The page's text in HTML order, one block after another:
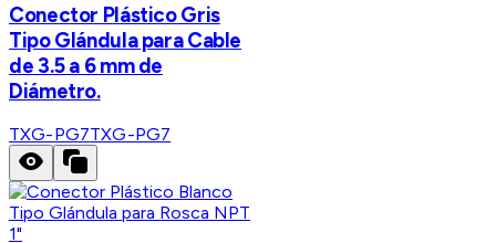
Conector Plástico Gris
Tipo Glándula para Cable
de 3.5 a 6 mm de
Diámetro.
TXG-PG7TXG-PG7